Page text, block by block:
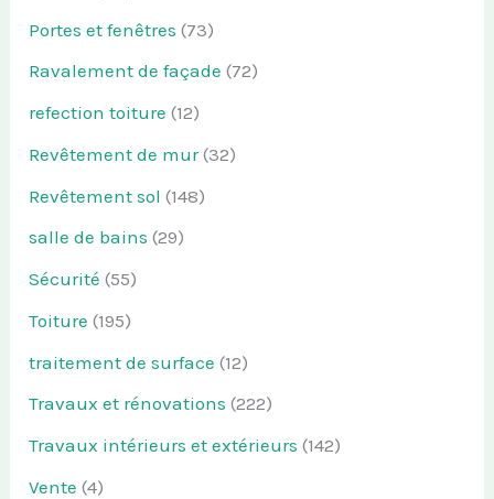
Portes et fenêtres (73)
Ravalement de façade (72)
refection toiture (12)
Revêtement de mur(32)
Revêtement sol (148)
salle de bains (29)
Sécurité (55)
Toiture (195)
traitement de surface (12)
Travaux et rénovations (222)
Travaux intérieurs et extérieurs (142)
Vente (4)